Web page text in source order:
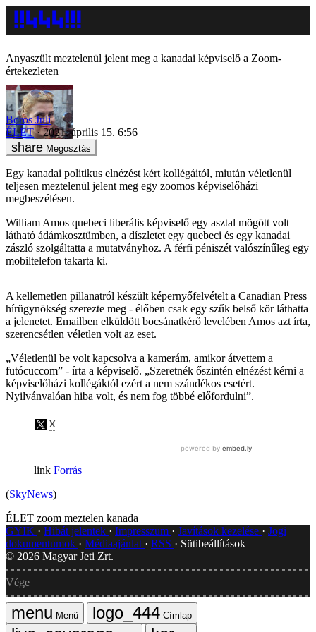
Anyaszült meztelenül jelent meg a kanadai képviselő a Zoom-
értekezleten
Boros Juli
ÉLET
2021. április 15. 6:56
Megosztás
Egy kanadai politikus elnézést kért kollégáitól, miután véletlenül
teljesen meztelenül jelent meg egy zoomos képviselőházi
megbeszélésen.
William Amos quebeci liberális képviselő egy asztal mögött volt
látható ádámkosztümben, a díszletet egy quebeci és egy kanadai
zászló szolgáltatta a mutatványhoz. A férfi péniszét valószínűleg egy
mobiltelefon takarta ki.
A kellemetlen pillanatról készült képernyőfelvételt a Canadian Press
hírügynökség szerezte meg - élőben csak egy szűk belső kör láthatta
a jelenetet. Emailben elküldött bocsánatkérő levelében Amos azt írta,
szerencsétlen véletlen volt az eset.
„Véletlenül be volt kapcsolva a kamerám, amikor átvettem a
futócuccom” - írta a képviselő. „Szeretnék őszintén elnézést kérni a
képviselőházi kollégáktól ezért a nem szándékos esetért.
Nyilvánvalóan hiba volt, és nem fog többé előfordulni”.
Forrás
(SkyNews)
ÉLET zoom meztelen kanada
GYIK
Hibát jelentek Impresszum Javítások kezelése
Jogi
dokumentumok
Médiaajánlat RSS
Sütibeállítások
© 2026 Magyar Jeti Zrt.
Vége
Menü
Címlap